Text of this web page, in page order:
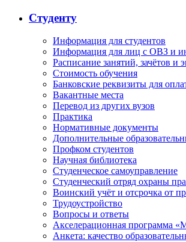
Студенту
Информация для студентов
Информация для лиц с ОВЗ и
Расписание занятий, зачётов и
Стоимость обучения
Банковские реквизиты для
Вакантные места
Перевод из других вузов
Практика
Нормативные документы
Дополнительные
Профком студентов
Научная библиотека
Студенческое самоуправление
Студенческий отряд охраны
Воинский учёт и отсрочка от
Трудоустройство
Вопросы и ответы
Акселерационная программа
Анкета: качество